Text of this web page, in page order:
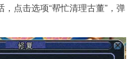
点击选项“帮忙清理古董”，弹